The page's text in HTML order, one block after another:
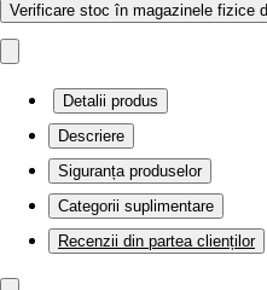
Verificare stoc în magazinele fizice
Detalii produs
Descriere
Siguranța produselor
Categorii suplimentare
Recenzii din partea clienților